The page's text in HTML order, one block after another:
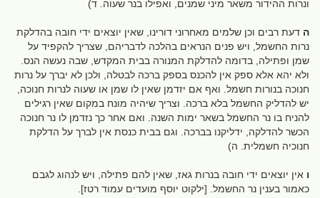
ונרות ההידור משאר מיני שמנים, ואפילו בנר שעוה. ד)
ה דעת רבים וכן שלמים מאחרוני דורינו, שאין יוצאים ידי חובה בהדלקת
נרות החשמל, ויש פנים הנראים בהלכה לדבריהם, שצריך להקפיד על
שמן ופתילה, בדומה להדלקת המנורה בבית המקדש, שבה נעשה הנס.
ולא יהא אלא ספק אין להכנס בספק ברכה לבטלה, ולכן לא יברך על נרות
חנוכה בנורות חשמל. ואף אם יזדמן שאין לו שמן או שעוה לנרות חנוכה,
יש להדליק החשמל בלא ברכה. וצריך שיהיה מונח במקום שאין רגילים
להניח בו נר החשמל בשאר ימות השנה. ואם אחר כך נזדמן לו נר חנוכה
הכשר להדלקה, ידליקנו בברכה. וגם בבית כנסת אין לברך על הדלקת
חנוכיה חשמלית. ה)
ו אין יוצאים ידי חובה בנרות גאז, שאין להם פתילה, ויש לנהוג לגבם
כאמור בענין נר החשמל. [ילקוט יוסף מועדים עמוד רטז].